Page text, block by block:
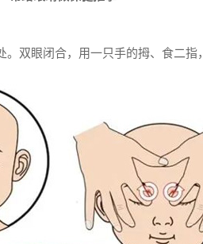
双眼闭合，用一只手的拇、食二指